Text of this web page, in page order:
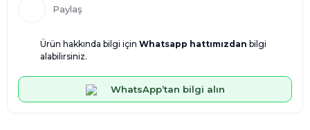
Paylaş
Ürün hakkında bilgi için Whatsapp hattımızdan bilgi
alabilirsiniz.
WhatsApp’tan bilgi alın